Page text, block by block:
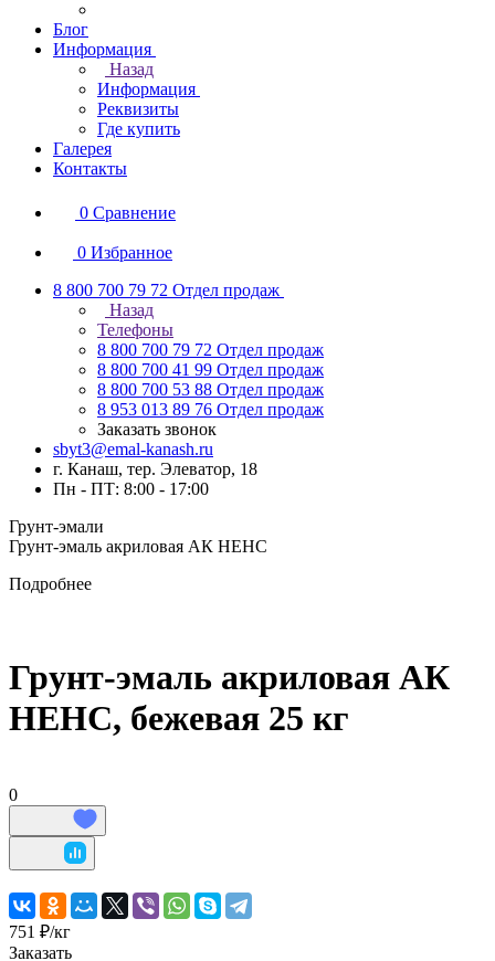
Блог
Информация
Назад
Информация
Реквизиты
Где купить
Галерея
Контакты
0 Сравнение
0 Избранное
8 800 700 79 72 Отдел продаж
Назад
Телефоны
8 800 700 79 72 Отдел продаж
8 800 700 41 99 Отдел продаж
8 800 700 53 88 Отдел продаж
8 953 013 89 76 Отдел продаж
Заказать звонок
sbyt3@emal-kanash.ru
г. Канаш, тер. Элеватор, 18
Пн - ПТ: 8:00 - 17:00
Грунт-эмали
Грунт-эмаль акриловая АК НЕНС
Подробнее
Грунт-эмаль акриловая АК
НЕНС, бежевая 25 кг
0
751 ₽/кг
Заказать